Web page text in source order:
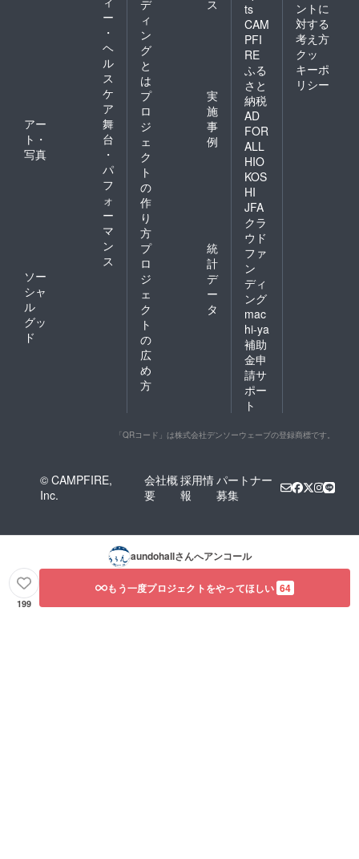
させて
いただ
く場合
がござ
いま
す。 ※
掲載一
ん、お
気持ち
で構い
ませ
ん。 ご
支援い
ただき
ありが
ジェク
ト終了
後ホー
ルから
感謝の
メール
をご提
供いた
しま
す。 ・
ご支援
時に入
力して
申し込
援」が
可能で
ん、お
ん。 ご
ー
・
ヘ
ル
ス
ケ
ア
アー
ト・
写真
舞
台
・
パ
フ
ォ
ー
マ
ン
ス
ソー
シャ
ル
グッ
ド
デ
ィ
ン
グ
と
は
ス
プ
ロ
ジ
ェ
ク
ト
の
作
り
方
実
施
事
例
プ
ロ
ジ
ェ
ク
ト
の
広
め
方
統
計
デ
ー
タ
ts
CAM
PFI
RE
ふる
さと
納税
AD
FOR
ALL
HIO
KOS
HI
JFA
クラ
ウド
ファ
ン
ディ
ング
mac
hi-ya
補助
金申
請サ
ポー
ト
ントに
対する
考え方
クッ
キーポ
リシー
「QRコード」は株式会社デンソーウェーブの登録商標です。
© CAMPFIRE,
Inc.
会社概
要
採用情
報
パートナー
募集
aundohallさんへアンコール
199
もう一度プロジェクトをやってほしい 64